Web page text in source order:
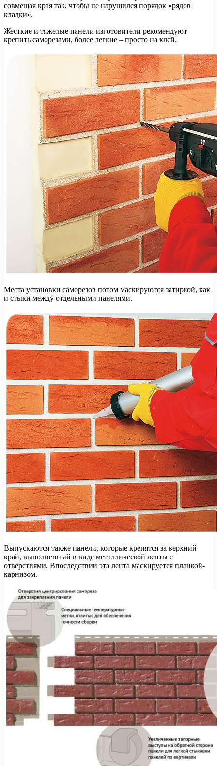
совмещая края так, чтобы не нарушился порядок «рядов
кладки».
Жесткие и тяжелые панели изготовители рекомендуют
крепить саморезами, более легкие – просто на клей.
Места установки саморезов потом маскируются затиркой, как
и стыки между отдельными панелями.
Выпускаются также панели, которые крепятся за верхний
край, выполненный в виде металлической ленты с
отверстиями. Впоследствии эта лента маскируется планкой-
карнизом.